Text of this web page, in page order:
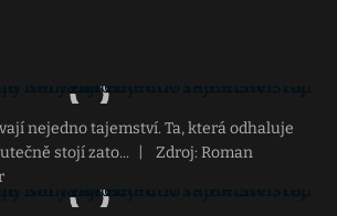
nejedno tajemství. Ta, která odhaluje
stojí zato...
Zdroj: Roman